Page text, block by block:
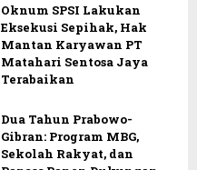
Oknum SPSI Lakukan
Eksekusi Sepihak, Hak
Mantan Karyawan PT
Matahari Sentosa Jaya
Terabaikan
Dua Tahun Prabowo-
Gibran: Program MBG,
Sekolah Rakyat, dan